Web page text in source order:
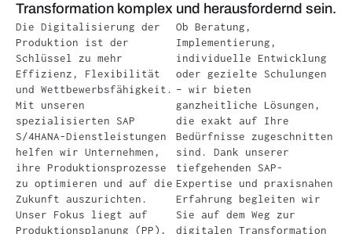
Transformation komplex und herausfordernd sein.
Die Digitalisierung der
Produktion ist der
Schlüssel zu mehr
Effizienz, Flexibilität
und Wettbewerbsfähigkeit.
Mit unseren
spezialisierten SAP
S/4HANA-Dienstleistungen
helfen wir Unternehmen,
ihre Produktionsprozesse
zu optimieren und auf die
Zukunft auszurichten.
Unser Fokus liegt auf
Produktionsplanung (PP),
Ob Beratung,
Implementierung,
individuelle Entwicklung
oder gezielte Schulungen
– wir bieten
ganzheitliche Lösungen,
die exakt auf Ihre
Bedürfnisse zugeschnitten
sind. Dank unserer
tiefgehenden SAP-
Expertise und praxisnahen
Erfahrung begleiten wir
Sie auf dem Weg zur
digitalen Transformation